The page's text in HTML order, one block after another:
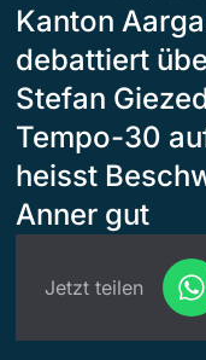
Kanton
debattiert
Stefan
Tempo-30
heisst
Anner gut
Jetzt teilen